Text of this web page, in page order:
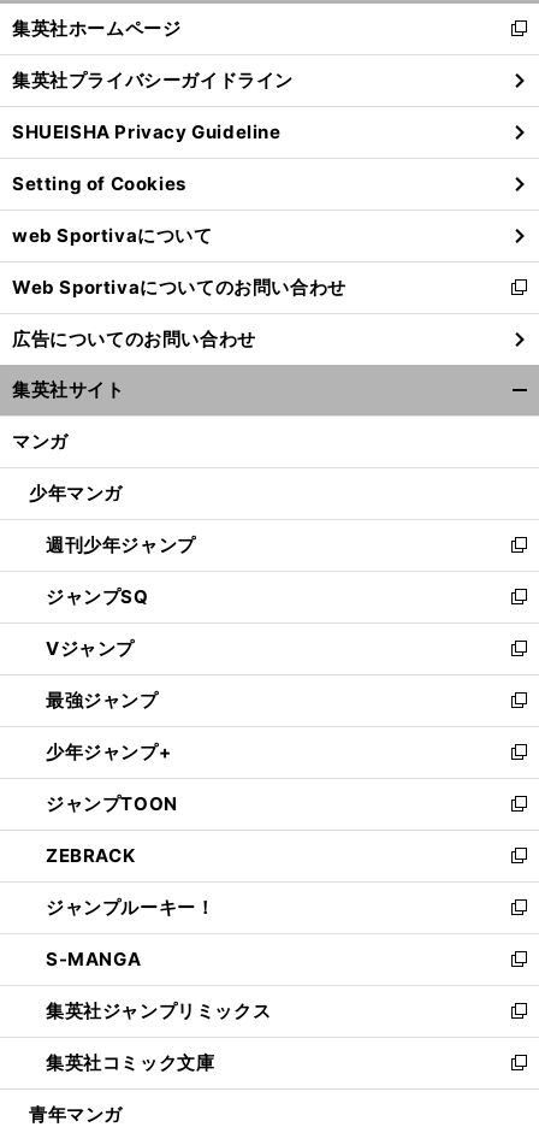
閉
る
集英社ホームページ
新
し
い
ウ
ィ
ン
ド
ウ
で
開
く
集英社プライバシーガイドライン
SHUEISHA Privacy Guideline
Setting of Cookies
web Sportivaについて
Web Sportivaについてのお問い合わせ
新
し
い
ウ
ィ
ン
ウ
開
く
広告についてのお問い合わせ
集英社サイト
マンガ
少年マンガ
週刊少年ジャンプ
新
し
い
ウ
ィ
ン
ド
ウ
で
開
く
ジャンプSQ
新
し
い
ウ
ィ
ン
ド
ウ
で
開
く
Vジャンプ
新
し
い
ウ
ィ
ン
ド
ウ
で
開
く
最強ジャンプ
新
し
い
ウ
ィ
ン
ド
ウ
で
開
く
少年ジャンプ+
新
し
い
ウ
ィ
ン
ド
ウ
で
開
く
ジャンプTOON
新
し
い
ウ
ィ
ン
ド
ウ
で
開
く
ZEBRACK
新
し
い
ウ
ィ
ン
ド
ウ
で
開
ジャンプルーキー！
新
し
い
ウ
ィ
ン
ド
ウ
S-MANGA
新
し
い
ウ
ィ
ン
集英社ジャンプリミックス
新
し
い
ウ
集英社コミック文庫
新
し
青年マンガ